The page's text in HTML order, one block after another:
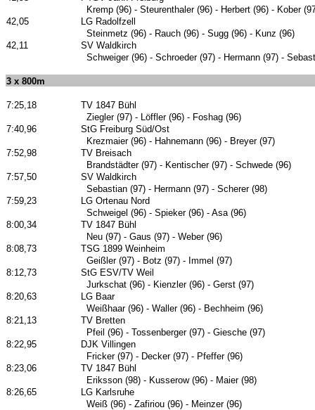
Kremp (96) - Steurenthaler (96) - Herbert (96) - Kober
42,05
LG Radolfzell
Steinmetz (96) - Rauch (96) - Sugg (96) - Kunz (96)
42,11
SV Waldkirch
Schweiger (96) - Schroeder (97) - Hermann (97) -
3 x 800m
7:25,18
TV 1847 Bühl
Ziegler (97) - Löffler (96) - Foshag (96)
7:40,96
StG Freiburg Süd/Ost
Krezmaier (96) - Hahnemann (96) - Breyer (97)
7:52,98
TV Breisach
Brandstädter (97) - Kentischer (97) - Schwede (96)
7:57,50
SV Waldkirch
Sebastian (97) - Hermann (97) - Scherer (98)
7:59,23
LG Ortenau Nord
Schweigel (96) - Spieker (96) - Asa (96)
8:00,34
TV 1847 Bühl
Neu (97) - Gaus (97) - Weber (96)
8:08,73
TSG 1899 Weinheim
Geißler (97) - Botz (97) - Immel (97)
8:12,73
StG ESV/TV Weil
Jurkschat (96) - Kienzler (96) - Gerst (97)
8:20,63
LG Baar
Weißhaar (96) - Waller (96) - Bechheim (96)
8:21,13
TV Bretten
Pfeil (96) - Tossenberger (97) - Giesche (97)
8:22,95
DJK Villingen
Fricker (97) - Decker (97) - Pfeffer (96)
8:23,06
TV 1847 Bühl
Eriksson (98) - Kusserow (96) - Maier (98)
8:26,65
LG Karlsruhe
Weiß (96) - Zafiriou (96) - Meinzer (96)